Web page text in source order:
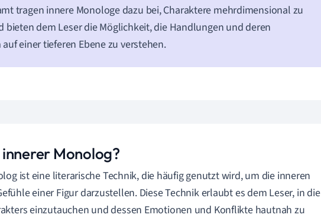
tragen innere Monologe dazu bei, Charaktere mehrdimensional zu
bieten dem Leser die Möglichkeit, die Handlungen und deren
einer tieferen Ebene zu verstehen.
innerer Monolog?
ist eine literarische Technik, die häufig genutzt wird, um die inneren
einer Figur darzustellen. Diese Technik erlaubt es dem Leser, in die
einzutauchen und dessen Emotionen und Konflikte hautnah zu